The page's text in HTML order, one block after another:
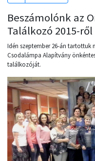
Beszámolónk az
Találkozó 2015-ről
Idén szeptember 26-án tartottuk
Csodalámpa Alapítvány
találkozóját.